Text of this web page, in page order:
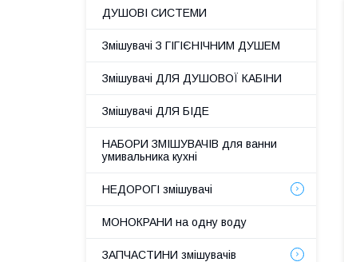
ДУШОВІ СИСТЕМИ
Змішувачі З ГІГІЄНІЧНИМ ДУШЕМ
Змішувачі ДЛЯ ДУШОВОЇ КАБІНИ
Змішувачі ДЛЯ БІДЕ
НАБОРИ ЗМІШУВАЧІВ для ванни
умивальника кухні
НЕДОРОГІ змішувачі
МОНОКРАНИ на одну воду
ЗАПЧАСТИНИ змішувачів